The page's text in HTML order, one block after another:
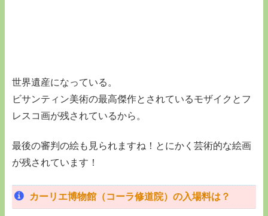
世界遺産になっている。
ビサンティン美術の最高傑作とされているモザイクとフ
レスコ画が残されているから。
最後の審判の絵も見られますね！とにかく芸術的な絵画
が残されています！
カーリエ博物館（コーラ修道院）の入場料は？